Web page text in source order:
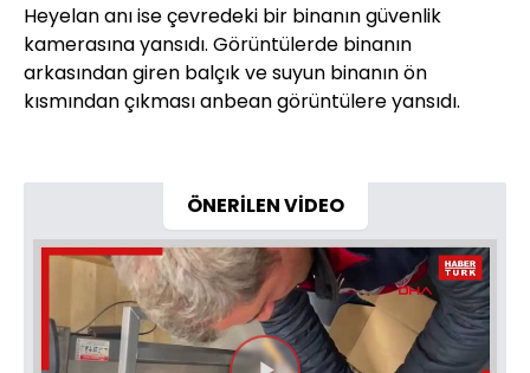
Heyelan anı ise çevredeki bir binanın güvenlik
kamerasına yansıdı. Görüntülerde binanın
arkasından giren balçık ve suyun binanın ön
kısmından çıkması anbean görüntülere yansıdı.
ÖNERİLEN VİDEO